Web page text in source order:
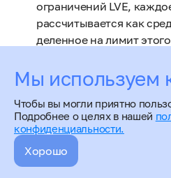
ограничений LVE,
рассчитывается как
деленное на лимит
диаграмму отказов в
Пользователи с наибольшей
Мы используем
Чтобы вы могли приятно
Подробнее о целях в нашей
конфиденциальности.
Хорошо